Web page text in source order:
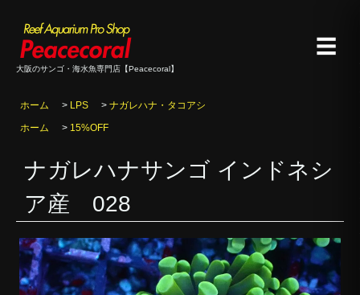
大阪のサンゴ・海水魚専門店【Peacecoral】
☰
ホーム > LPS > ナガレハナ・タコアシ
ホーム
> 15%OFF
ナガレハナサンゴ インドネシ
ア産 028